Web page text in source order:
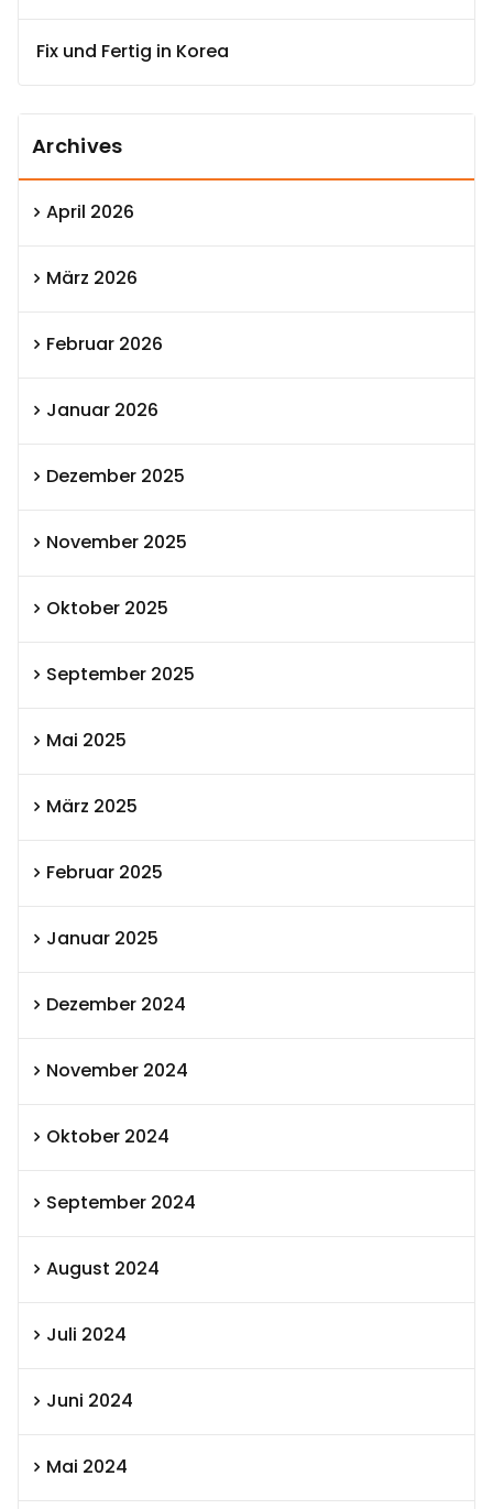
Fix und Fertig in Korea
Archives
April 2026
März 2026
Februar 2026
Januar 2026
Dezember 2025
November 2025
Oktober 2025
September 2025
Mai 2025
März 2025
Februar 2025
Januar 2025
Dezember 2024
November 2024
Oktober 2024
September 2024
August 2024
Juli 2024
Juni 2024
Mai 2024